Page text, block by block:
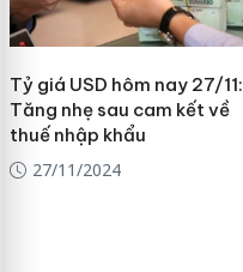
Tỷ giá USD hôm nay 27/11:
Tăng nhẹ sau cam kết về
thuế nhập khẩu
27/11/2024